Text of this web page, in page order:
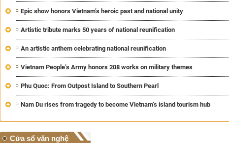
Epic show honors Vietnam’s heroic past and national unity
Artistic tribute marks 50 years of national reunification
An artistic anthem celebrating national reunification
Vietnam People’s Army honors 208 works on military themes
Phu Quoc: From Outpost Island to Southern Pearl
Nam Du rises from tragedy to become Vietnam’s island tourism hub
Cửa sổ văn nghệ